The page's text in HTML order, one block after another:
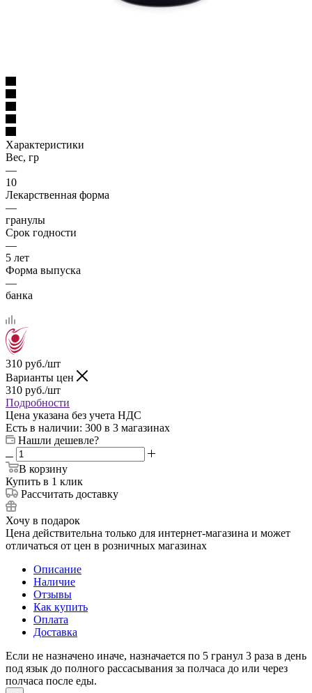
Характеристики
Вес, гр
—
10
Лекарственная форма
—
гранулы
Срок годности
—
5 лет
Форма выпуска
—
банка
310 руб./шт
Варианты цен
310 руб./шт
Подробности
Цена указана без учета НДС
Есть в наличии: 300 в 3 магазинах
Нашли дешевле?
В корзину
Купить в 1 клик
Рассчитать доставку
Хочу в подарок
Цена действительна только для интернет-магазина и может
отличаться от цен в розничных магазинах
Описание
Наличие
Отзывы
Как купить
Оплата
Доставка
Если не назначено иначе, назначается по 5 гранул 3 раза в день
под язык до полного рассасывания за полчаса до или через
полчаса после еды.